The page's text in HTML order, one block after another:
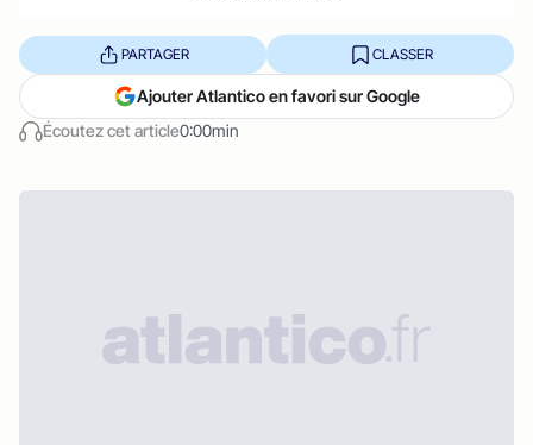
Écoutez cet article0:00min
PARTAGER CLASSER
Ajouter Atlantico en favori sur Google